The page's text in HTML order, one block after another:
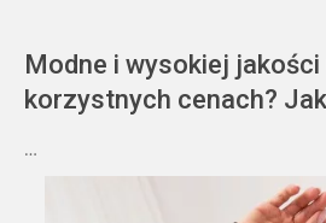
Modne i wysokiej jakości
korzystnych cenach?
…